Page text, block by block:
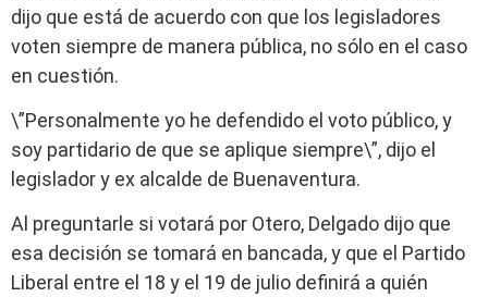
dijo que está de acuerdo con que los legisladores
voten siempre de manera pública, no sólo en el caso
en cuestión.
\”Personalmente yo he defendido el voto público, y
soy partidario de que se aplique siempre\”, dijo el
legislador y ex alcalde de Buenaventura.
Al preguntarle si votará por Otero, Delgado dijo que
esa decisión se tomará en bancada, y que el Partido
Liberal entre el 18 y el 19 de julio definirá a quién